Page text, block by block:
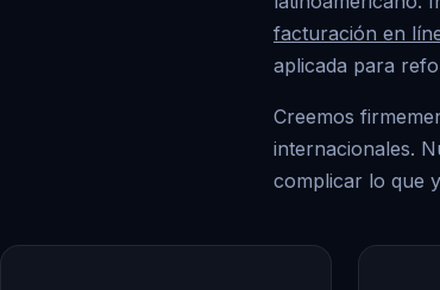
facturación en
aplicada para
Creemos
internacionales.
complicar lo que